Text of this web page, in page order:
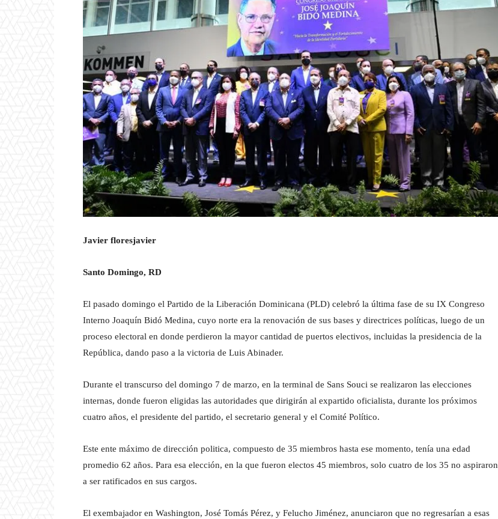
Javier floresjavier
Santo Domingo, RD
El pasado domingo el Partido de la Liberación Dominicana (PLD) celebró la última fase de su IX Congreso
Interno Joaquín Bidó Medina, cuyo norte era la renovación de sus bases y directrices políticas, luego de un
proceso electoral en donde perdieron la mayor cantidad de puertos electivos, incluidas la presidencia de la
República, dando paso a la victoria de Luis Abinader.
Durante el transcurso del domingo 7 de marzo, en la terminal de Sans Souci se realizaron las elecciones
internas, donde fueron eligidas las autoridades que dirigirán al expartido oficialista, durante los próximos
cuatro años, el presidente del partido, el secretario general y el Comité Político.
Este ente máximo de dirección politica, compuesto de 35 miembros hasta ese momento, tenía una edad
promedio 62 años. Para esa elección, en la que fueron electos 45 miembros, solo cuatro de los 35 no aspiraron
a ser ratificados en sus cargos.
El exembajador en Washington, José Tomás Pérez, y Felucho Jiménez, anunciaron que no regresarían a esas